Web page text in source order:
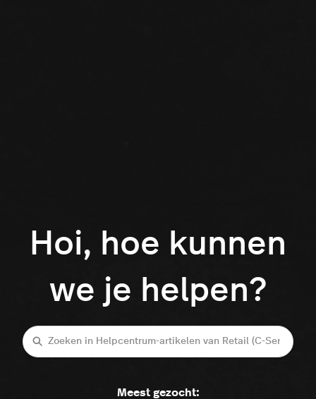
Hoi, hoe kunnen
we je helpen?
Zoeken
Meest gezocht: